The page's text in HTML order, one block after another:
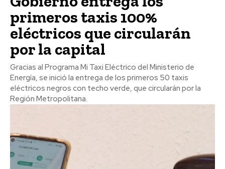
primeros taxis 100%
eléctricos que circularán
por la capital
Gracias al Programa Mi Taxi Eléctrico del Ministerio de
Energía, se inició la entrega de los primeros 50 taxis
eléctricos negros con techo verde, que circularán por la
Región Metropolitana.